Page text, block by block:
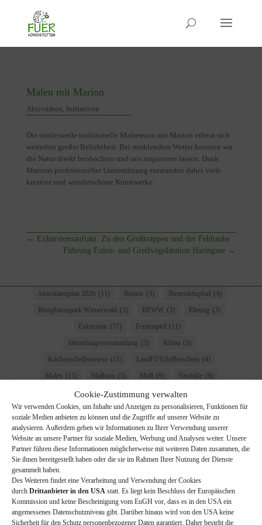
Cookie-Zustimmung verwalten
Wir verwenden Cookies, um Inhalte und Anzeigen zu personalisieren, Funktionen für
soziale Medien anbieten zu können und die Zugriffe auf unserer Website zu
analysieren. Außerdem geben wir Informationen zu Ihrer Verwendung unserer
Website an unsere Partner für soziale Medien, Werbung und Analysen weiter. Unsere
Partner führen diese Informationen möglicherweise mit weiteren Daten zusammen, die
Sie ihnen bereitgestellt haben oder die sie im Rahmen Ihrer Nutzung der Dienste
gesammelt haben.
Des Weiteren findet eine Verarbeitung und Verwendung der Cookies
durch Drittanbieter in den USA statt. Es liegt kein Beschluss der Europäischen
Kommission und keine Bescheinigung vom EuGH vor, dass es in den USA ein
angemessenes Datenschutzniveau gibt. Darüber hinaus wird von den USA keine
Sicherheit für den Schutz personenbezogener Daten garantiert. Daher besteht die
Malen mit Marion
Aktivitäten, Initiativen
Die mittlerweile traditionelle Malsession mit Marion erfreut sich
weiterhin großer Beliebtheit. Bei strahlendem Wetter konnten wir
die Natur direkt beobachten und uns inspirieren lassen. Dank
Marions professioneller Unterstützung entstanden dabei viele
kreative und wunderschöne Kunstwerke.
←
Exkursionsauftakt: Zu den Großtrappen und der Fehhaube
Führung Eulen- und Greifvogelstation Haringsee →
Aktivitätenplan 2026 (11) Bienen (3) Bienenlehrpfad
(4)
Biosphärenpark Wienerwald
(3) BPWW (3) Ehrung (3)
Exkursion (37) Ferienspiel
(11)
Jahreshauptversammlung (3) Klima (3)
Küchenschellenwiese (11) LandFUE(h)Rerschein (4)
Malen (11) Malkurs (3) Müll (9) Nisthilfe (8)
(5) Pilz (4) Pilzökologische Exkursion
Schulworkshop (6) Schwalben (11) Stammtisch (3)
stopp littering
(9) Straßenmarkt (7) Trockenrasenpflege (8)
Vogelrunde (4) Volksschule (7) Vortrag (6) Vögel (29)
Windschutzgürtelaktion (10) Wolf (3)